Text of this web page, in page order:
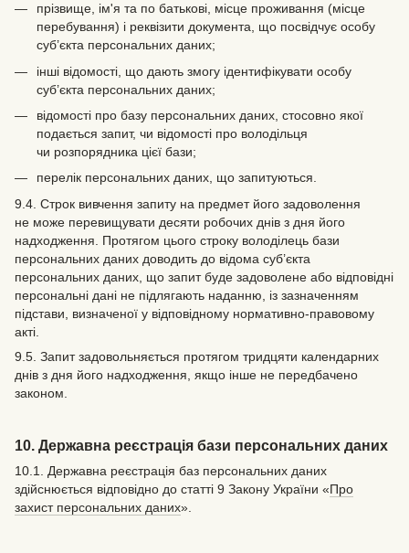
прізвище, ім'я та по батькові, місце проживання (місце
перебування) і реквізити документа, що посвідчує особу
суб’єкта персональних даних;
інші відомості, що дають змогу ідентифікувати особу
суб’єкта персональних даних;
відомості про базу персональних даних, стосовно якої
подається запит, чи відомості про володільця
чи розпорядника цієї бази;
перелік персональних даних, що запитуються.
9.4. Строк вивчення запиту на предмет його задоволення
не може перевищувати десяти робочих днів з дня його
надходження. Протягом цього строку володілець бази
персональних даних доводить до відома суб’єкта
персональних даних, що запит буде задоволене або відповідні
персональні дані не підлягають наданню, із зазначенням
підстави, визначеної у відповідному нормативно-правовому
акті.
9.5. Запит задовольняється протягом тридцяти календарних
днів з дня його надходження, якщо інше не передбачено
законом.
10. Державна реєстрація бази персональних даних
10.1. Державна реєстрація баз персональних даних
здійснюється відповідно до статті 9 Закону України «Про
захист персональних даних».